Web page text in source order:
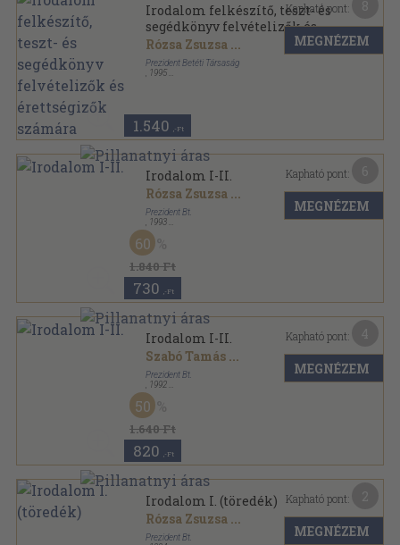
Irodalom felkészítő, teszt- és
segédkönyv felvételizők és
érettségizők számára
Rózsa Zsuzsa ...
Prezident Betéti Társaság
1995
1.540 ,-Ft
Kapható pont:
MEGNÉZEM
Irodalom I-II.
Rózsa Zsuzsa ...
Prezident Bt.
1993
Ragasztott papírkötés
Ék sorozat sorozat
1.840 Ft
60
730 ,-Ft
Kapható pont:
MEGNÉZEM
Irodalom I-II.
Szabó Tamás ...
Prezident Bt.
1992
Ragasztott papírkötés
Ék sorozat sorozat
1.640 Ft
50
820 ,-Ft
Kapható pont:
MEGNÉZEM
Irodalom I. (töredék)
Rózsa Zsuzsa ...
Prezident Bt.
Kapható pont:
MEGNÉZEM